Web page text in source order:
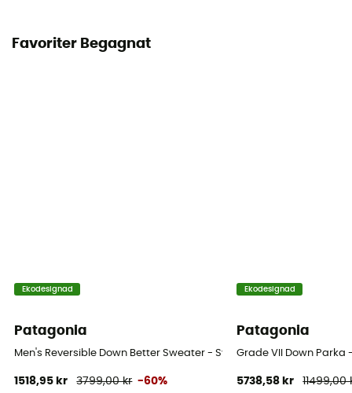
Favoriter Begagnat
Ekodesignad
Patagonia
Men's Reversible Down Better Sweater - Syntetjacka - Herr
1518,95 kr 3799,00 kr -60%
Ekodesignad
Patagonia
Grade VII Down Parka
5738,58 kr 11499,00